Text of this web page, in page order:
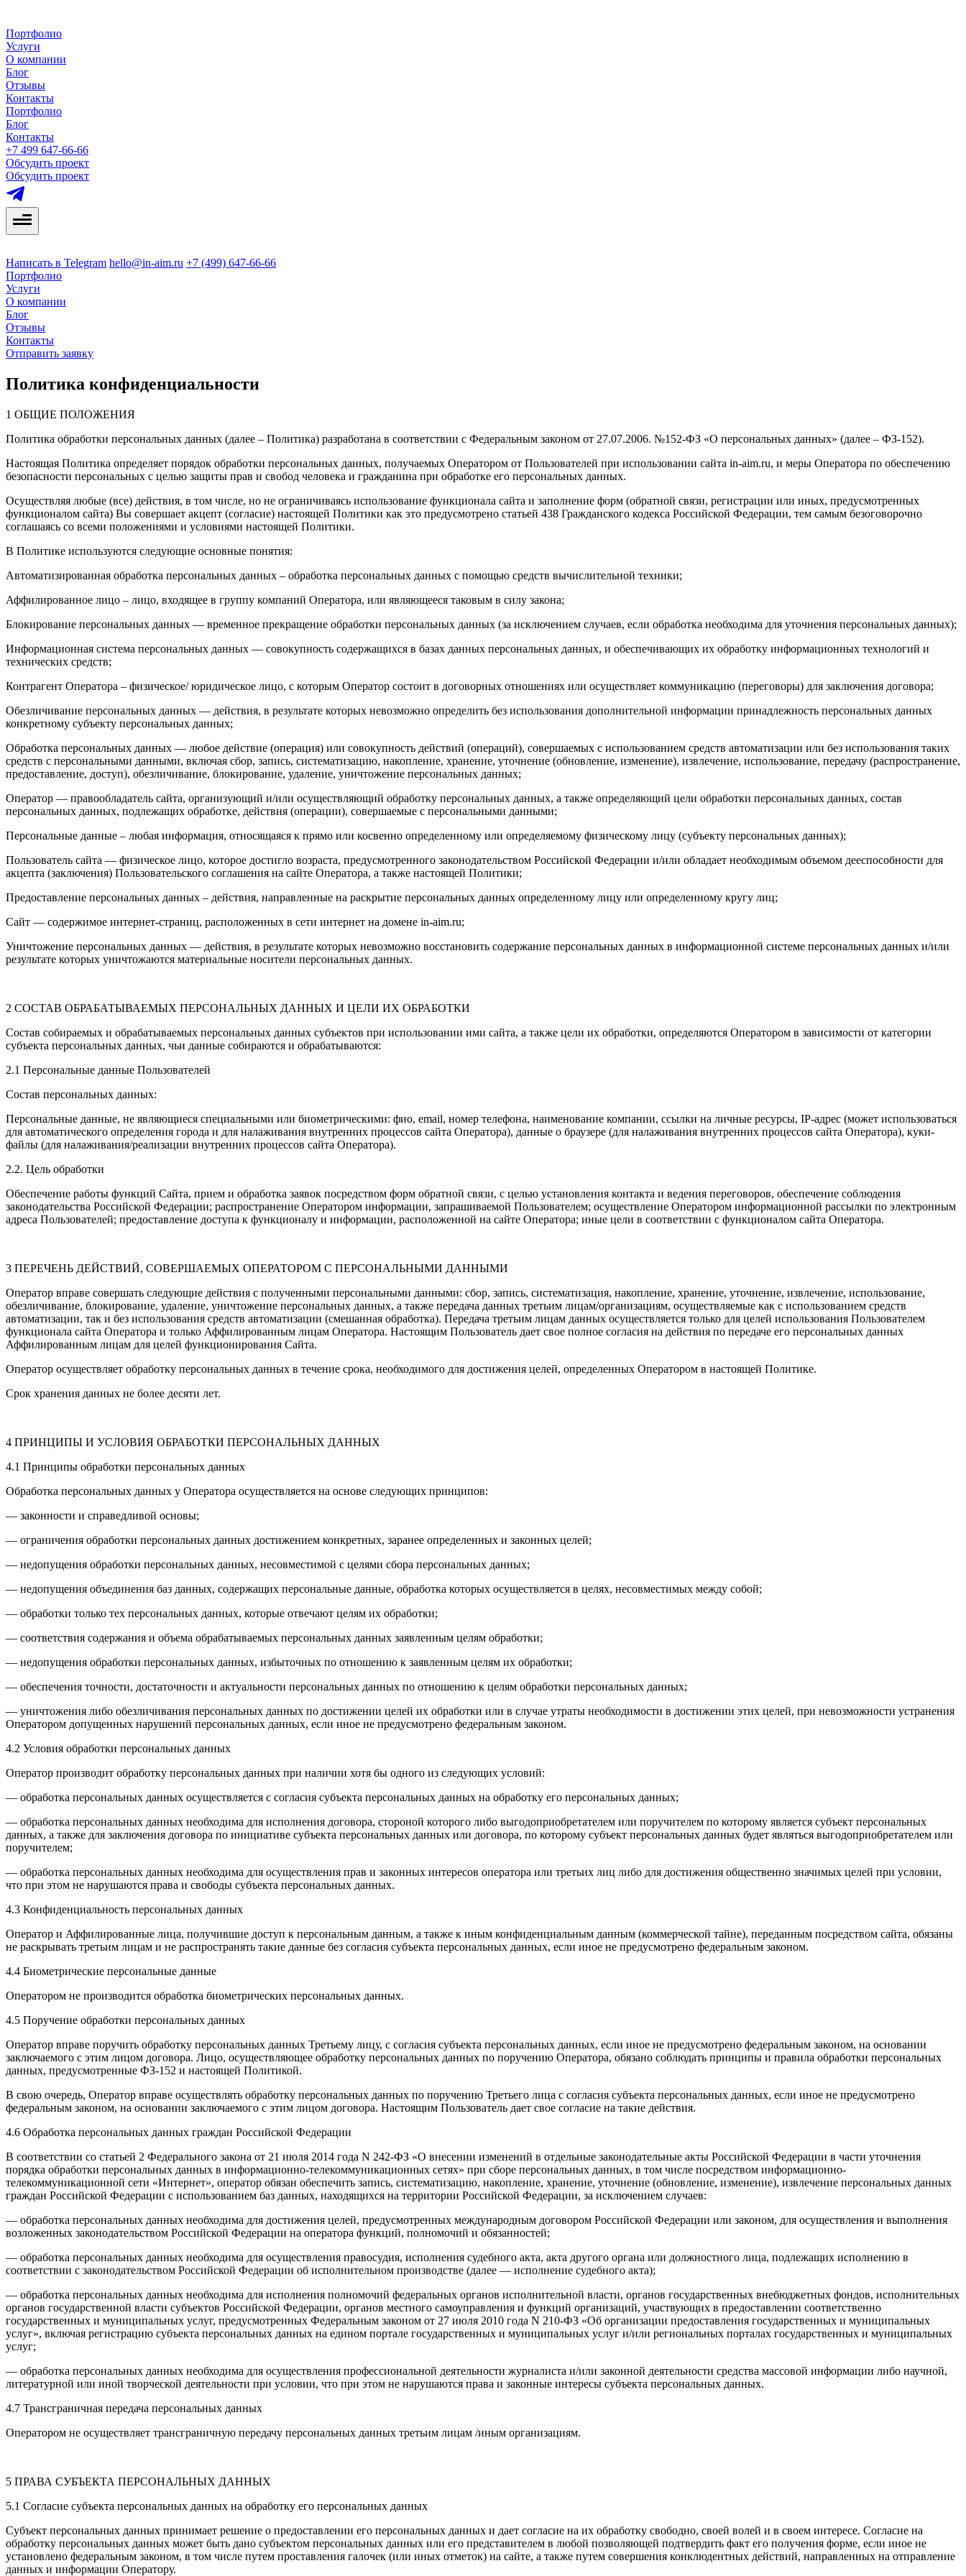
Портфолио
Услуги
О компании
Блог
Отзывы
Контакты
Портфолио
Блог
Контакты
+7 499 647-66-66
Обсудить проект
Обсудить проект
Написать в Telegram hello@in-aim.ru +7 (499) 647-66-66
Портфолио
Услуги
О компании
Блог
Отзывы
Контакты
Отправить заявку
Политика конфиденциальности
1 ОБЩИЕ ПОЛОЖЕНИЯ
Политика обработки персональных данных (далее – Политика) разработана в соответствии с Федеральным законом от 27.07.2006. №152-ФЗ «О персональных данных» (далее – ФЗ-152).
Настоящая Политика определяет порядок обработки персональных данных, получаемых Оператором от Пользователей при использовании сайта in-aim.ru, и меры Оператора по обеспечению
безопасности персональных с целью защиты прав и свобод человека и гражданина при обработке его персональных данных.
Осуществляя любые (все) действия, в том числе, но не ограничиваясь использование функционала сайта и заполнение форм (обратной связи, регистрации или иных, предусмотренных
функционалом сайта) Вы совершает акцепт (согласие) настоящей Политики как это предусмотрено статьей 438 Гражданского кодекса Российской Федерации, тем самым безоговорочно
соглашаясь со всеми положениями и условиями настоящей Политики.
В Политике используются следующие основные понятия:
Автоматизированная обработка персональных данных – обработка персональных данных с помощью средств вычислительной техники;
Аффилированное лицо – лицо, входящее в группу компаний Оператора, или являющееся таковым в силу закона;
Блокирование персональных данных — временное прекращение обработки персональных данных (за исключением случаев, если обработка необходима для уточнения персональных данных);
Информационная система персональных данных — совокупность содержащихся в базах данных персональных данных, и обеспечивающих их обработку информационных технологий и
технических средств;
Контрагент Оператора – физическое/ юридическое лицо, с которым Оператор состоит в договорных отношениях или осуществляет коммуникацию (переговоры) для заключения договора;
Обезличивание персональных данных — действия, в результате которых невозможно определить без использования дополнительной информации принадлежность персональных данных
конкретному субъекту персональных данных;
Обработка персональных данных — любое действие (операция) или совокупность действий (операций), совершаемых с использованием средств автоматизации или без использования таких
средств с персональными данными, включая сбор, запись, систематизацию, накопление, хранение, уточнение (обновление, изменение), извлечение, использование, передачу (распространение,
предоставление, доступ), обезличивание, блокирование, удаление, уничтожение персональных данных;
Оператор — правообладатель сайта, организующий и/или осуществляющий обработку персональных данных, а также определяющий цели обработки персональных данных, состав
персональных данных, подлежащих обработке, действия (операции), совершаемые с персональными данными;
Персональные данные – любая информация, относящаяся к прямо или косвенно определенному или определяемому физическому лицу (субъекту персональных данных);
Пользователь сайта — физическое лицо, которое достигло возраста, предусмотренного законодательством Российской Федерации и/или обладает необходимым объемом дееспособности для
акцепта (заключения) Пользовательского соглашения на сайте Оператора, а также настоящей Политики;
Предоставление персональных данных – действия, направленные на раскрытие персональных данных определенному лицу или определенному кругу лиц;
Сайт — содержимое интернет-страниц, расположенных в сети интернет на домене in-aim.ru;
Уничтожение персональных данных — действия, в результате которых невозможно восстановить содержание персональных данных в информационной системе персональных данных и/или
результате которых уничтожаются материальные носители персональных данных.
2 СОСТАВ ОБРАБАТЫВАЕМЫХ ПЕРСОНАЛЬНЫХ ДАННЫХ И ЦЕЛИ ИХ ОБРАБОТКИ
Состав собираемых и обрабатываемых персональных данных субъектов при использовании ими сайта, а также цели их обработки, определяются Оператором в зависимости от категории
субъекта персональных данных, чьи данные собираются и обрабатываются:
2.1 Персональные данные Пользователей
Состав персональных данных:
Персональные данные, не являющиеся специальными или биометрическими: фио, email, номер телефона, наименование компании, ссылки на личные ресурсы, IP-адрес (может использоваться
для автоматического определения города и для налаживания внутренних процессов сайта Оператора), данные о браузере (для налаживания внутренних процессов сайта Оператора), куки-
файлы (для налаживания/реализации внутренних процессов сайта Оператора).
2.2. Цель обработки
Обеспечение работы функций Сайта, прием и обработка заявок посредством форм обратной связи, с целью установления контакта и ведения переговоров, обеспечение соблюдения
законодательства Российской Федерации; распространение Оператором информации, запрашиваемой Пользователем; осуществление Оператором информационной рассылки по электронным
адреса Пользователей; предоставление доступа к функционалу и информации, расположенной на сайте Оператора; иные цели в соответствии с функционалом сайта Оператора.
3 ПЕРЕЧЕНЬ ДЕЙСТВИЙ, СОВЕРШАЕМЫХ ОПЕРАТОРОМ С ПЕРСОНАЛЬНЫМИ ДАННЫМИ
Оператор вправе совершать следующие действия с полученными персональными данными: сбор, запись, систематизация, накопление, хранение, уточнение, извлечение, использование,
обезличивание, блокирование, удаление, уничтожение персональных данных, а также передача данных третьим лицам/организациям, осуществляемые как с использованием средств
автоматизации, так и без использования средств автоматизации (смешанная обработка). Передача третьим лицам данных осуществляется только для целей использования Пользователем
функционала сайта Оператора и только Аффилированным лицам Оператора. Настоящим Пользователь дает свое полное согласия на действия по передаче его персональных данных
Аффилированным лицам для целей функционирования Сайта.
Оператор осуществляет обработку персональных данных в течение срока, необходимого для достижения целей, определенных Оператором в настоящей Политике.
Срок хранения данных не более десяти лет.
4 ПРИНЦИПЫ И УСЛОВИЯ ОБРАБОТКИ ПЕРСОНАЛЬНЫХ ДАННЫХ
4.1 Принципы обработки персональных данных
Обработка персональных данных у Оператора осуществляется на основе следующих принципов:
— законности и справедливой основы;
— ограничения обработки персональных данных достижением конкретных, заранее определенных и законных целей;
— недопущения обработки персональных данных, несовместимой с целями сбора персональных данных;
— недопущения объединения баз данных, содержащих персональные данные, обработка которых осуществляется в целях, несовместимых между собой;
— обработки только тех персональных данных, которые отвечают целям их обработки;
— соответствия содержания и объема обрабатываемых персональных данных заявленным целям обработки;
— недопущения обработки персональных данных, избыточных по отношению к заявленным целям их обработки;
— обеспечения точности, достаточности и актуальности персональных данных по отношению к целям обработки персональных данных;
— уничтожения либо обезличивания персональных данных по достижении целей их обработки или в случае утраты необходимости в достижении этих целей, при невозможности устранения
Оператором допущенных нарушений персональных данных, если иное не предусмотрено федеральным законом.
4.2 Условия обработки персональных данных
Оператор производит обработку персональных данных при наличии хотя бы одного из следующих условий:
— обработка персональных данных осуществляется с согласия субъекта персональных данных на обработку его персональных данных;
— обработка персональных данных необходима для исполнения договора, стороной которого либо выгодоприобретателем или поручителем по которому является субъект персональных
данных, а также для заключения договора по инициативе субъекта персональных данных или договора, по которому субъект персональных данных будет являться выгодоприобретателем или
поручителем;
— обработка персональных данных необходима для осуществления прав и законных интересов оператора или третьих лиц либо для достижения общественно значимых целей при условии,
что при этом не нарушаются права и свободы субъекта персональных данных.
4.3 Конфиденциальность персональных данных
Оператор и Аффилированные лица, получившие доступ к персональным данным, а также к иным конфиденциальным данным (коммерческой тайне), переданным посредством сайта, обязаны
не раскрывать третьим лицам и не распространять такие данные без согласия субъекта персональных данных, если иное не предусмотрено федеральным законом.
4.4 Биометрические персональные данные
Оператором не производится обработка биометрических персональных данных.
4.5 Поручение обработки персональных данных
Оператор вправе поручить обработку персональных данных Третьему лицу, с согласия субъекта персональных данных, если иное не предусмотрено федеральным законом, на основании
заключаемого с этим лицом договора. Лицо, осуществляющее обработку персональных данных по поручению Оператора, обязано соблюдать принципы и правила обработки персональных
данных, предусмотренные ФЗ-152 и настоящей Политикой.
В свою очередь, Оператор вправе осуществлять обработку персональных данных по поручению Третьего лица с согласия субъекта персональных данных, если иное не предусмотрено
федеральным законом, на основании заключаемого с этим лицом договора. Настоящим Пользователь дает свое согласие на такие действия.
4.6 Обработка персональных данных граждан Российской Федерации
В соответствии со статьей 2 Федерального закона от 21 июля 2014 года N 242-ФЗ «О внесении изменений в отдельные законодательные акты Российской Федерации в части уточнения
порядка обработки персональных данных в информационно-телекоммуникационных сетях» при сборе персональных данных, в том числе посредством информационно-
телекоммуникационной сети «Интернет», оператор обязан обеспечить запись, систематизацию, накопление, хранение, уточнение (обновление, изменение), извлечение персональных данных
граждан Российской Федерации с использованием баз данных, находящихся на территории Российской Федерации, за исключением случаев:
— обработка персональных данных необходима для достижения целей, предусмотренных международным договором Российской Федерации или законом, для осуществления и выполнения
возложенных законодательством Российской Федерации на оператора функций, полномочий и обязанностей;
— обработка персональных данных необходима для осуществления правосудия, исполнения судебного акта, акта другого органа или должностного лица, подлежащих исполнению в
соответствии с законодательством Российской Федерации об исполнительном производстве (далее — исполнение судебного акта);
— обработка персональных данных необходима для исполнения полномочий федеральных органов исполнительной власти, органов государственных внебюджетных фондов, исполнительных
органов государственной власти субъектов Российской Федерации, органов местного самоуправления и функций организаций, участвующих в предоставлении соответственно
государственных и муниципальных услуг, предусмотренных Федеральным законом от 27 июля 2010 года N 210-ФЗ «Об организации предоставления государственных и муниципальных
услуг», включая регистрацию субъекта персональных данных на едином портале государственных и муниципальных услуг и/или региональных порталах государственных и муниципальных
услуг;
— обработка персональных данных необходима для осуществления профессиональной деятельности журналиста и/или законной деятельности средства массовой информации либо научной,
литературной или иной творческой деятельности при условии, что при этом не нарушаются права и законные интересы субъекта персональных данных.
4.7 Трансграничная передача персональных данных
Оператором не осуществляет трансграничную передачу персональных данных третьим лицам /иным организациям.
5 ПРАВА СУБЪЕКТА ПЕРСОНАЛЬНЫХ ДАННЫХ
5.1 Согласие субъекта персональных данных на обработку его персональных данных
Субъект персональных данных принимает решение о предоставлении его персональных данных и дает согласие на их обработку свободно, своей волей и в своем интересе. Согласие на
обработку персональных данных может быть дано субъектом персональных данных или его представителем в любой позволяющей подтвердить факт его получения форме, если иное не
установлено федеральным законом, в том числе путем проставления галочек (или иных отметок) на сайте, а также путем совершения конклюдентных действий, направленных на отправление
данных и информации Оператору.